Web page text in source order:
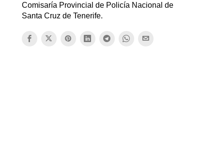
Comisaría Provincial de Policía Nacional de
Santa Cruz de Tenerife.